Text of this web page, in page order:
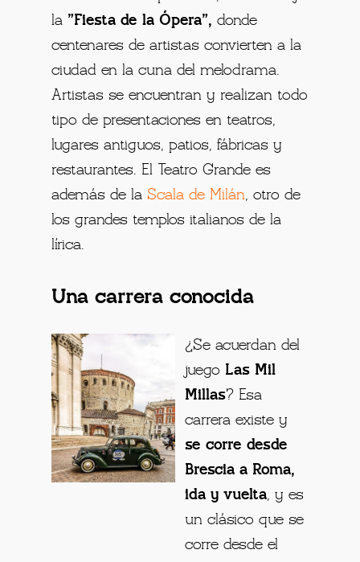
la "Fiesta de la Ópera", donde
centenares de artistas convierten a la
ciudad en la cuna del melodrama.
Artistas se encuentran y realizan todo
tipo de presentaciones en teatros,
lugares antiguos, patios, fábricas y
restaurantes. El Teatro Grande es
además de laScala de Milán, otro de
los grandes templos italianos de la
lírica.
Una carrera conocida
¿Se acuerdan del
juego Las Mil
Millas? Esa
carrera existe y
se corre desde
Brescia a Roma,
ida y vuelta, y es
un clásico que se
corre desde el